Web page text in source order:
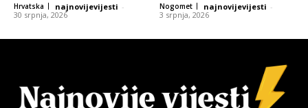
Hrvatska najnovijevijesti -
30 srpnja, 2026
Nogomet najnovijevijesti -
3 srpnja, 2026